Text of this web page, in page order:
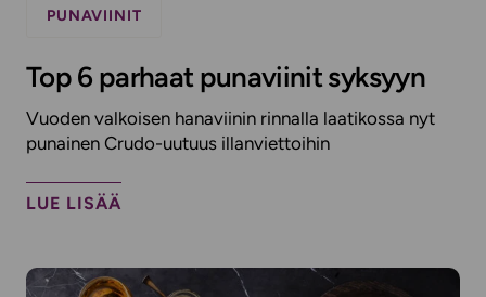
PUNAVIINIT
Top 6 parhaat punaviinit syksyyn
Vuoden valkoisen hanaviinin rinnalla laatikossa nyt
punainen Crudo-uutuus illanviettoihin
LUE LISÄÄ